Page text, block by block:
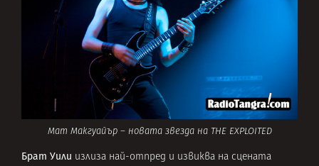
Мат Макгуайър – новата звезда на THE EXPLOITED
Брат Уили излиза най-отпред и извиква на сцената